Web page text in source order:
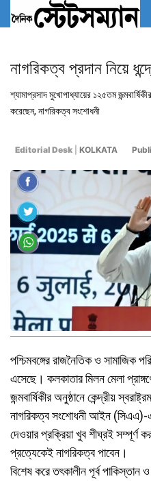
নাগরিকত্ব প্রদান নিয়ে
শ্যামাপ্রসাদ মুখোপাধ্যায়ের ১২৫তম
করেছেন, নাগরিকত্ব সংশোধনী
Editorial Desk KOLKATA
পশ্চিমবঙ্গের রাজনৈতিক ও সামাজিক
এসেছে। কলকাতার মিলন মেলা
জন্মবার্ষিকীর অনুষ্ঠানে কেন্দ্রীয়
নাগরিকত্ব সংশোধনী আইন (সিএএ)-
দেওয়ার প্রক্রিয়া খুব শীঘ্রই সম্পূর্ণ
প্রত্যেকেই নাগরিকত্ব পাবেন।
বিশেষ করে তৎকালীন পূর্ব পাকিস্তান